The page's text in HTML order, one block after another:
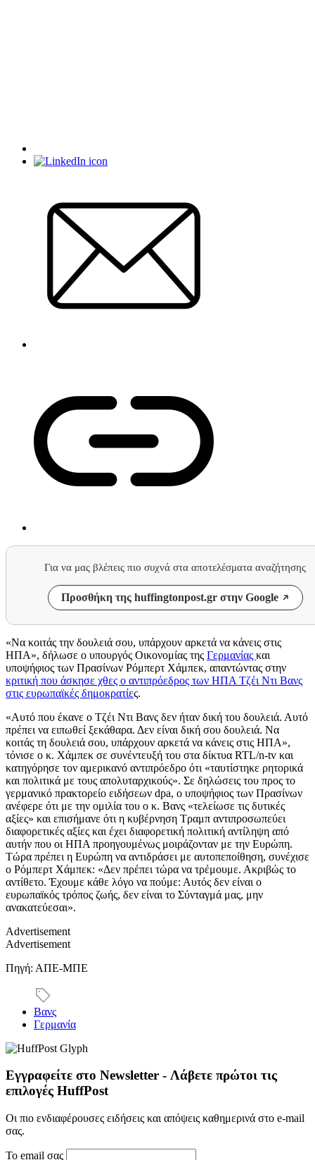
Για να μας βλέπεις πιο συχνά στα αποτελέσματα αναζήτησης
Προσθήκη της huffingtonpost.gr στην Google
«Να κοιτάς την δουλειά σου, υπάρχουν αρκετά να κάνεις στις
ΗΠΑ», δήλωσε ο υπουργός Οικονομίας της Γερμανίας και
υποψήφιος των Πρασίνων Ρόμπερτ Χάμπεκ, απαντώντας στην
κριτική που άσκησε χθες ο αντιπρόεδρος των ΗΠΑ Τζέι Ντι Βανς
στις ευρωπαϊκές δημοκρατίες.
«Αυτό που έκανε ο Τζέι Ντι Βανς δεν ήταν δική του δουλειά. Αυτό
πρέπει να ειπωθεί ξεκάθαρα. Δεν είναι δική σου δουλειά. Να
κοιτάς τη δουλειά σου, υπάρχουν αρκετά να κάνεις στις ΗΠΑ»,
τόνισε ο κ. Χάμπεκ σε συνέντευξή του στα δίκτυα RTL/n-tv και
κατηγόρησε τον αμερικανό αντιπρόεδρο ότι «ταυτίστηκε ρητορικά
και πολιτικά με τους απολυταρχικούς». Σε δηλώσεις του προς το
γερμανικό πρακτορείο ειδήσεων dpa, ο υποψήφιος των Πρασίνων
ανέφερε ότι με την ομιλία του ο κ. Βανς «τελείωσε τις δυτικές
αξίες» και επισήμανε ότι η κυβέρνηση Τραμπ αντιπροσωπεύει
διαφορετικές αξίες και έχει διαφορετική πολιτική αντίληψη από
αυτήν που οι ΗΠΑ προηγουμένως μοιράζονταν με την Ευρώπη.
Τώρα πρέπει η Ευρώπη να αντιδράσει με αυτοπεποίθηση, συνέχισε
ο Ρόμπερτ Χάμπεκ: «Δεν πρέπει τώρα να τρέμουμε. Ακριβώς το
αντίθετο. Έχουμε κάθε λόγο να πούμε: Αυτός δεν είναι ο
ευρωπαϊκός τρόπος ζωής, δεν είναι το Σύνταγμά μας, μην
ανακατεύεσαι».
Advertisement
Advertisement
Πηγή: ΑΠΕ-ΜΠΕ
Βανς
Γερμανία
Εγγραφείτε στο Newsletter - Λάβετε πρώτοι τις
επιλογές HuffPost
Οι πιο ενδιαφέρουσες ειδήσεις και απόψεις καθημερινά στο e-mail
σας.
Το email σας